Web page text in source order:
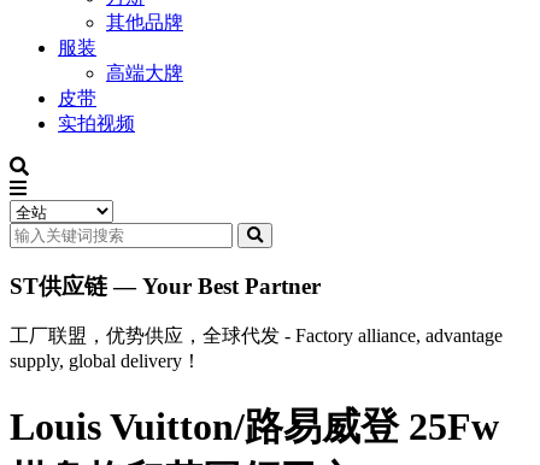
其他品牌
服装
高端大牌
皮带
实拍视频
ST供应链 — Your Best Partner
工厂联盟，优势供应，全球代发 - Factory alliance, advantage
supply, global delivery！
Louis Vuitton/路易威登 25Fw